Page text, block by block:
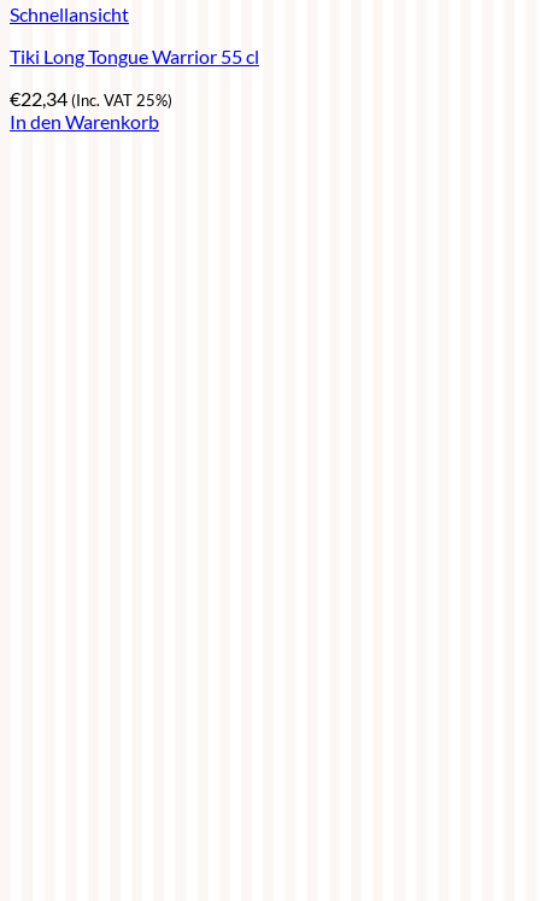
Schnellansicht
Tiki Long Tongue Warrior 55 cl
€22,34(Inc. VAT 25%)
In den Warenkorb